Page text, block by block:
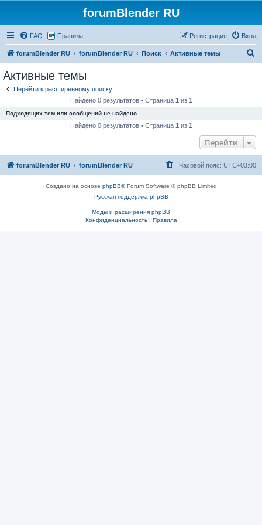
forumBlender RU
FAQ Правила Вход
Регистрация
forumBlender RU forumBlender RU Поиск Активные темы
Активные темы
Перейти к расширенному поиску
Найдено 0 результатов • Страница 1 из 1
Подходящих тем или сообщений не найдено.
Найдено 0 результатов • Страница 1 из 1
Перейти
forumBlender RU forumBlender RU Часовой пояс: UTC+03:00
Создано на основе phpBB® Forum Software © phpBB Limited
Русская поддержка phpBB
Моды и расширения phpBB
Конфиденциальность| Правила